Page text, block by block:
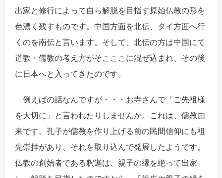
出家と修行によって自ら解脱を目指す原始仏教の形を
色濃く残すものです。中国方面を北伝、タイ方面へ行
くのを南伝と言います。そして、北伝の方は中国にて
道教・儒教の考え方がそこここに混ぜ込まれ、その後
に日本へと入ってきたのです。
例えばの話なんですが・・・お寺さんで「ご先祖様
を大切に」と言われたりしませんか。これは、儒教由
来です。孔子が儒教を作り上げる前の民間信仰にも祖
先崇拝があり、それを取り込んで発展したようです。
仏教の創始者である釈迦は、親子の縁を絶って出家